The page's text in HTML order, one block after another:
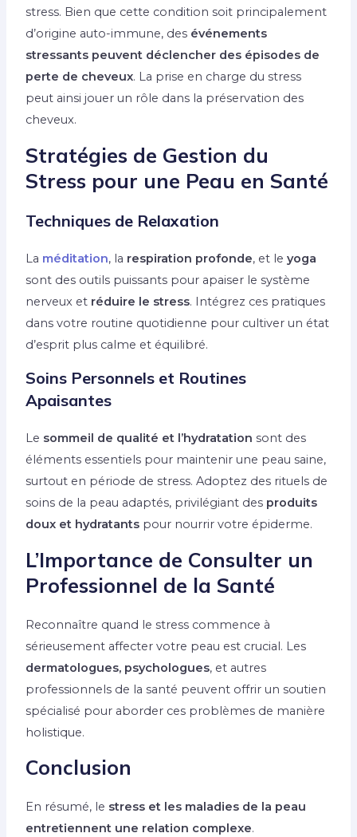
stress. Bien que cette condition soit principalement
d’origine auto-immune, des événements
stressants peuvent déclencher des épisodes de
perte de cheveux. La prise en charge du stress
peut ainsi jouer un rôle dans la préservation des
cheveux.
Stratégies de Gestion du
Stress pour une Peau en Santé
Techniques de Relaxation
La méditation, la respiration profonde, et leyoga
sont des outils puissants pour apaiser le système
nerveux et réduire le stress. Intégrez ces pratiques
dans votre routine quotidienne pour cultiver un état
d’esprit plus calme et équilibré.
Soins Personnels et Routines
Apaisantes
Le sommeil de qualité et l’hydratation sont des
éléments essentiels pour maintenir une peau saine,
surtout en période de stress. Adoptez des rituels de
soins de la peau adaptés, privilégiant des produits
doux et hydratants pour nourrir votre épiderme.
L’Importance de Consulter un
Professionnel de la Santé
Reconnaître quand le stress commence à
sérieusement affecter votre peau est crucial. Les
dermatologues, psychologues, et autres
professionnels de la santé peuvent offrir un soutien
spécialisé pour aborder ces problèmes de manière
holistique.
Conclusion
En résumé, le stress et les maladies de la peau
entretiennent une relation complexe.